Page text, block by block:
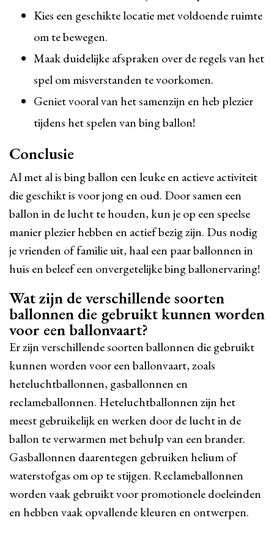
Kies een geschikte locatie met voldoende ruimte
om te bewegen.
Maak duidelijke afspraken over de regels van het
spel om misverstanden te voorkomen.
Geniet vooral van het samenzijn en heb plezier
tijdens het spelen van bing ballon!
Conclusie
Al met al is bing ballon een leuke en actieve activiteit
die geschikt is voor jong en oud. Door samen een
ballon in de lucht te houden, kun je op een speelse
manier plezier hebben en actief bezig zijn. Dus nodig
je vrienden of familie uit, haal een paar ballonnen in
huis en beleef een onvergetelijke bing ballonervaring!
Wat zijn de verschillende soorten
ballonnen die gebruikt kunnen worden
voor een ballonvaart?
Er zijn verschillende soorten ballonnen die gebruikt
kunnen worden voor een ballonvaart, zoals
heteluchtballonnen, gasballonnen en
reclameballonnen. Heteluchtballonnen zijn het
meest gebruikelijk en werken door de lucht in de
ballon te verwarmen met behulp van een brander.
Gasballonnen daarentegen gebruiken helium of
waterstofgas om op te stijgen. Reclameballonnen
worden vaak gebruikt voor promotionele doeleinden
en hebben vaak opvallende kleuren en ontwerpen.